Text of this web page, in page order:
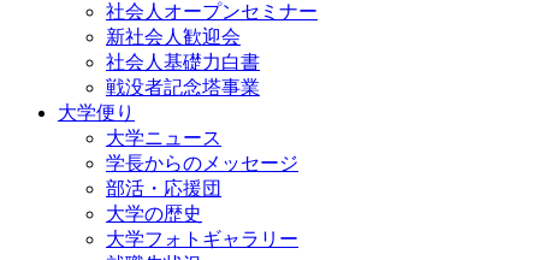
社会人オープンセミナー
新社会人歓迎会
社会人基礎力白書
戦没者記念塔事業
大学便り
大学ニュース
学長からのメッセージ
部活・応援団
大学の歴史
大学フォトギャラリー